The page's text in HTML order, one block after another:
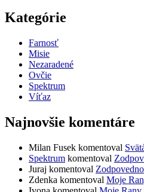
Kategórie
Farnosť
Misie
Nezaradené
Ovčie
Spektrum
Víťaz
Najnovšie komentáre
Milan Fusek komentoval
Spektrum komentoval
Juraj komentoval
Zdenka komentoval Moje